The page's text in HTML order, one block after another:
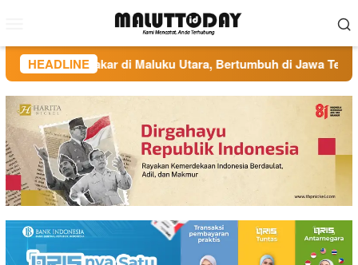
kontenMobile
HEADLINE
FC: Berakar di Maluku Utara, Bertumbuh di Jawa Tengah